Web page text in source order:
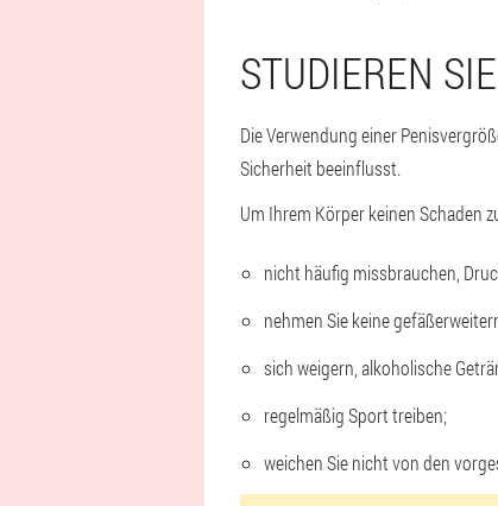
STUDIEREN
Die Verwendung einer
Sicherheit beeinflusst.
Um Ihrem Körper keinen Schaden
nicht häufig missbrauchen,
nehmen Sie keine
sich weigern, alkoholische
regelmäßig Sport treiben;
weichen Sie nicht von den